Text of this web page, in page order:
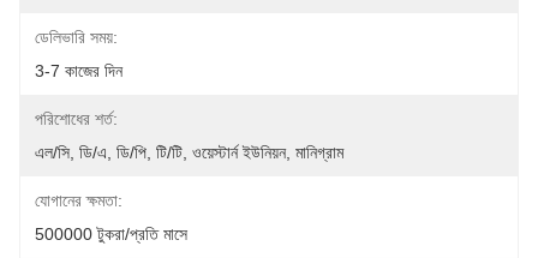
ডেলিভারি সময়:
3-7 কাজের দিন
পরিশোধের শর্ত:
এল/সি, ডি/এ, ডি/পি, টি/টি, ওয়েস্টার্ন ইউনিয়ন, মানিগ্রাম
যোগানের ক্ষমতা:
500000 টুকরা/প্রতি মাসে